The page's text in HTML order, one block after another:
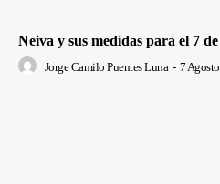
Neiva y sus medidas para el 7
Jorge Camilo Puentes Luna - 7